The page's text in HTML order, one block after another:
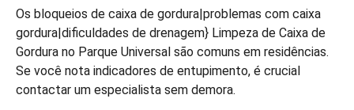
Os bloqueios de caixa de gordura|problemas com caixa
gordura|dificuldades de drenagem} Limpeza de Caixa de
Gordura no Parque Universal são comuns em residências.
Se você nota indicadores de entupimento, é crucial
contactar um especialista sem demora.